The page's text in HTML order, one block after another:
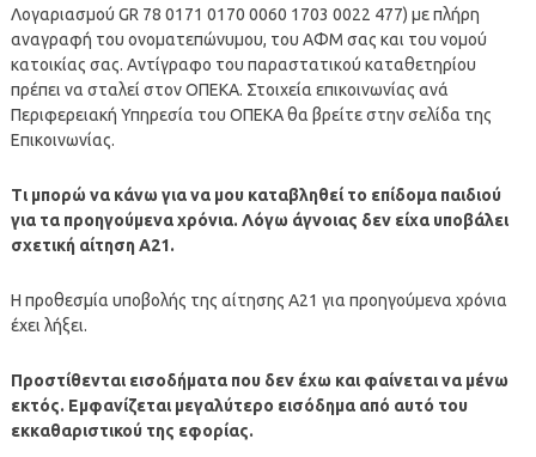
Λογαριασμού GR 78 0171 0170 0060 1703 0022 477) με πλήρη
αναγραφή του ονοματεπώνυμου, του ΑΦΜ σας και του νομού
κατοικίας σας. Αντίγραφο του παραστατικού καταθετηρίου
πρέπει να σταλεί στον ΟΠΕΚΑ. Στοιχεία επικοινωνίας ανά
Περιφερειακή Υπηρεσία του ΟΠΕΚΑ θα βρείτε στην σελίδα της
Επικοινωνίας.
Τι μπορώ να κάνω για να μου καταβληθεί το επίδομα παιδιού
για τα προηγούμενα χρόνια. Λόγω άγνοιας δεν είχα υποβάλει
σχετική αίτηση Α21.
Η προθεσμία υποβολής της αίτησης Α21 για προηγούμενα χρόνια
έχει λήξει.
Προστίθενται εισοδήματα που δεν έχω και φαίνεται να μένω
εκτός. Εμφανίζεται μεγαλύτερο εισόδημα από αυτό του
εκκαθαριστικού της εφορίας.